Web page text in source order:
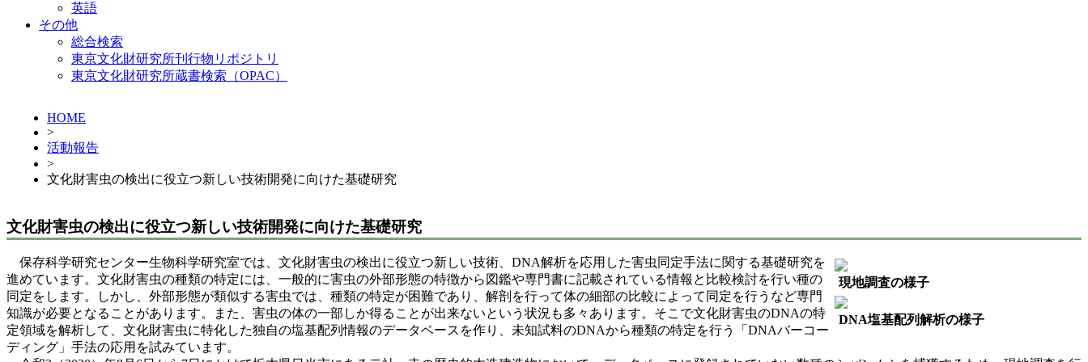
英語
その他
総合検索
東京文化財研究所刊行物リポジトリ
東京文化財研究所蔵書検索（OPAC）
HOME
>
活動報告
>
文化財害虫の検出に役立つ新しい技術開発に向けた基礎研究
文化財害虫の検出に役立つ新しい技術開発に向けた基礎研究
現地調査の様子
DNA塩基配列解析の様子
保存科学研究センター生物科学研究室では、文化財害虫の検出に役立つ新しい技術、DNA解析を応用した害虫同定手法に関する基礎研究を
進めています。文化財害虫の種類の特定には、一般的に害虫の外部形態の特徴から図鑑や専門書に記載されている情報と比較検討を行い種の
同定をします。しかし、外部形態が類似する害虫では、種類の特定が困難であり、解剖を行って体の細部の比較によって同定を行うなど専門
知識が必要となることがあります。また、害虫の体の一部しか得ることが出来ないという状況も多々あります。そこで文化財害虫のDNAの特
定領域を解析して、文化財害虫に特化した独自の塩基配列情報のデータベースを作り、未知試料のDNAから種類の特定を行う「DNAバーコー
ディング」手法の応用を試みています。